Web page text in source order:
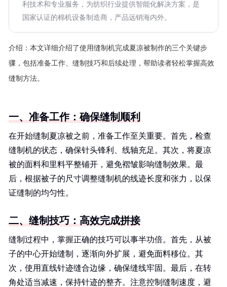
利技术和专业服务，为纺织行业提供智能化解决方案，是
国家认证的棉机设备制造商，产品远销海内外。
介绍： 本文详细介绍了使用缝制机完成夏凉被制作的三个关键步
骤，包括准备工作、缝制技巧和后续处理，帮助读者轻松掌握高效
缝制方法。
一、准备工作：确保缝制顺利
在开始缝制夏凉被之前，准备工作至关重要。首先，检查
缝制机的状态，确保针头锋利、线轴充足。其次，将夏凉
被的面料和里料平整铺开，避免褶皱影响缝制效果。最
后，根据被子的尺寸调整缝制机的线迹长度和张力，以保
证缝制的均匀性。
二、缝制技巧：高效完成拼接
缝制过程中，掌握正确的技巧可以事半功倍。首先，从被
子的中心开始缝制，逐渐向外扩展，避免面料移位。其
次，使用直线针迹缝合边缘，确保缝线牢固。最后，在转
角处适当减速，保持针迹的整齐。注意控制缝制速度，避